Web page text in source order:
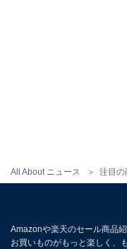
All About ニュース 注目の
JBL「TOUR PRO 3
Amazonや楽天のセール商品
お買いものがもっと楽しく、